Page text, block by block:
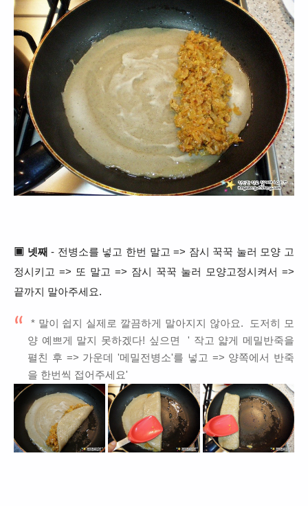
▣ 넷째- 전병소를 넣고 한번 말고 => 잠시 꾹꾹 눌러 모양 고
정시키고 => 또 말고 => 잠시 꾹꾹 눌러 모양고정시켜서 =>
끝까지 말아주세요.
* 말이 쉽지 실제로 깔끔하게 말아지지 않아요. 도저히 모
양 예쁘게 말지 못하겠다! 싶으면 ' 작고 얇게 메밀반죽을
펼친 후 => 가운데 '메밀전병소'를 넣고 => 양쪽에서 반죽
을 한번씩 접어주세요'